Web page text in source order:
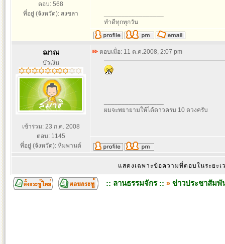
ตอบ: 568
ที่อยู่ (จังหวัด): สงขลา
ทำดีทุกทุกวัน
ฌาณ
บัวเงิน
เข้าร่วม: 23 ก.ค. 2008
ตอบ: 1145
ที่อยู่ (จังหวัด): หิมพานต์
ตอบเมื่อ: 11 ต.ค.2008, 2:07 pm
ผมจะพยายามให้ได้ดาวครบ 10 ดวงครับ
แสดงเฉพาะข้อความที่ตอบในระยะ
:: ลานธรรมจักร :: » ข่าวประชาสัมพั